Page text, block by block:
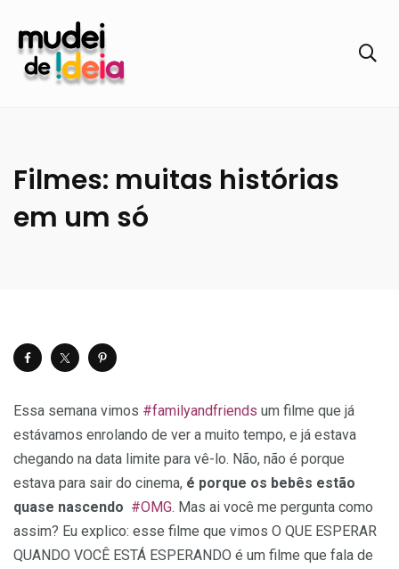
Filmes: muitas histórias
em um só
Essa semana vimos #familyandfriends um filme que já
estávamos enrolando de ver a muito tempo, e já estava
chegando na data limite para vê-lo. Não, não é porque
estava para sair do cinema, é porque os bebês estão
quase nascendo #OMG. Mas ai você me pergunta como
assim? Eu explico: esse filme que vimos O QUE ESPERAR
QUANDO VOCÊ ESTÁ ESPERANDO é um filme que fala de